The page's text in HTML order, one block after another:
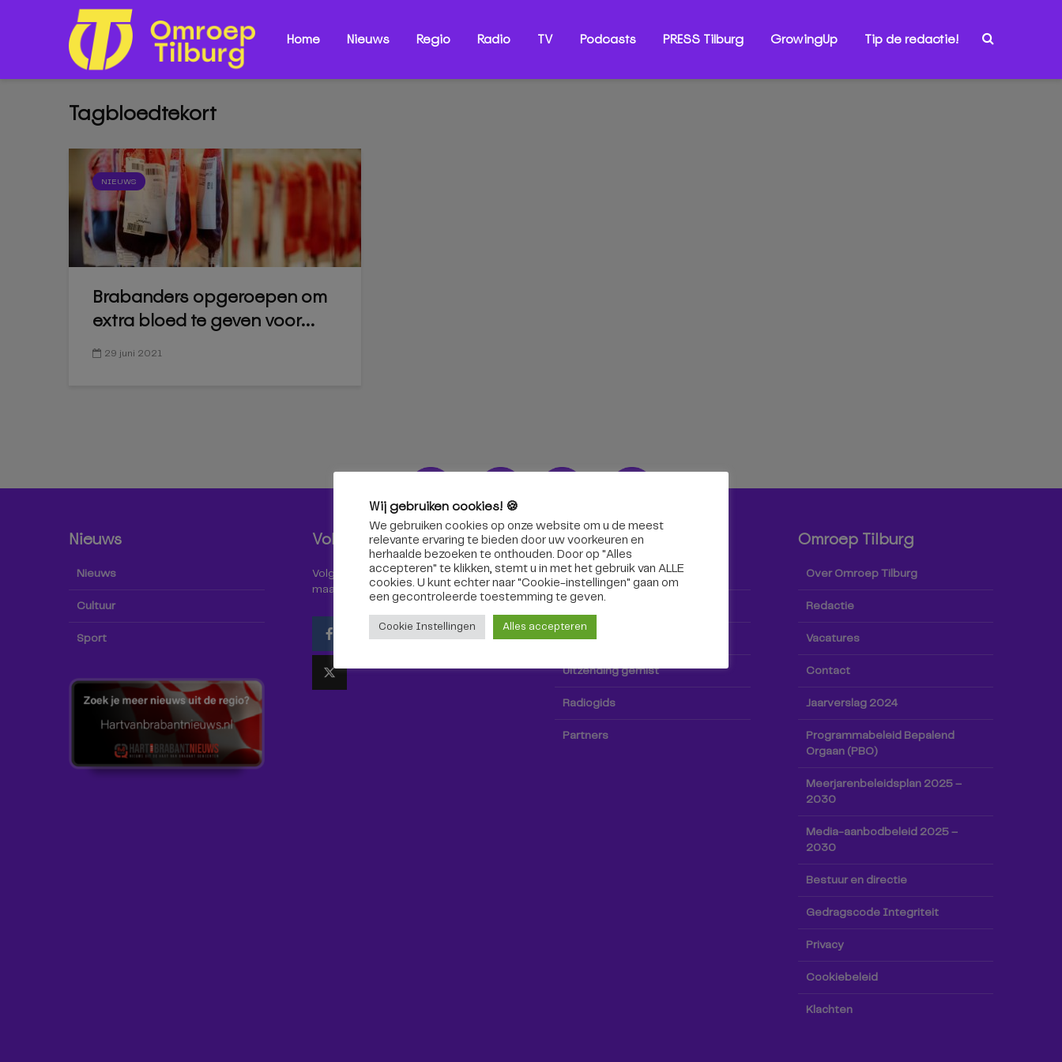
Home Nieuws Regio Radio TV Podcasts PRESS Tilburg GrowingUp Tip de redactie!
Tagbloedtekort
NIEUWS
Brabanders opgeroepen om
extra bloed te geven voor...
29 juni 2021
Nieuws
Nieuws
Cultuur
Sport
Volg ons!
Volg Omroep Tilburg niet alleen hier,
maar ook via social media!
Radio & TV
Kijk tv
Radio
TV-gids
Uitzending gemist
Radiogids
Partners
Omroep Tilburg
Over Omroep Tilburg
Redactie
Vacatures
Contact
Jaarverslag 2024
Programmabeleid Bepalend
Orgaan (PBO)
Meerjarenbeleidsplan 2025 –
2030
Media-aanbodbeleid 2025 –
2030
Bestuur en directie
Gedragscode Integriteit
Privacy
Cookiebeleid
Klachten
Wij gebruiken cookies! 🍪
We gebruiken cookies op onze website om u de meest
relevante ervaring te bieden door uw voorkeuren en
herhaalde bezoeken te onthouden. Door op "Alles
accepteren" te klikken, stemt u in met het gebruik van ALLE
cookies. U kunt echter naar "Cookie-instellingen" gaan om
een ​​gecontroleerde toestemming te geven.
Cookie Instellingen Alles accepteren